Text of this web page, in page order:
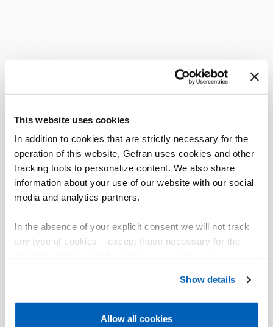
This website uses cookies
In addition to cookies that are strictly necessary for the
operation of this website, Gefran uses cookies and other
tracking tools to personalize content. We also share
information about your use of our website with our social
media and analytics partners.
In the absence of your explicit consent we will not track
any type of cookies – except those necessary for the
Gefran - Cookie
policy.
Show details
Allow all cookies